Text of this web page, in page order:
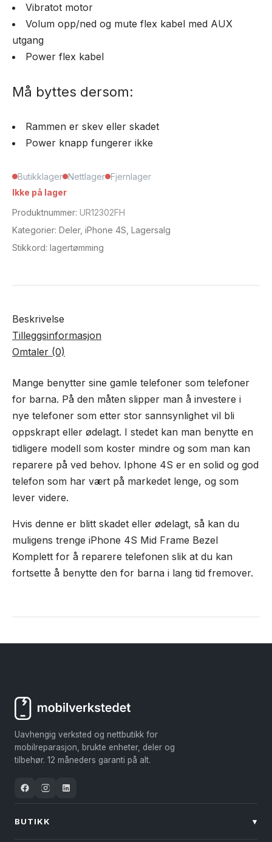
Vibratot motor
Volum opp/ned og mute flex kabel med AUX
utgang
Power flex kabel
Må byttes dersom:
Rammen er skev eller skadet
Power knapp fungerer ikke
Butikklager Nettlager Fjernlager
Ikke på lager
Produktnummer: UR12302FH
Kategorier: Deler, iPhone 4S Lagersalg
Stikkord: lagertømming
Beskrivelse
Tilleggsinformasjon
Omtaler (0)
Mange benytter sine gamle telefoner som telefoner
for barna. På den måten slipper man å investere i
nye telefoner som etter stor sannsynlighet vil bli
oppskrapt eller ødelagt. I stedet kan man benytte en
tidligere modell som koster mindre og som man kan
reparere på ved behov. Iphone 4S er en solid og god
telefon som har vært på markedet lenge, og som
lever videre.
Hvis denne er blitt skadet eller ødelagt, så kan du
muligens trenge iPhone 4S Mid Frame Bezel
Komplett for å reparere telefonen slik at du kan
fortsette å benytte den for barna i lang tid fremover.
Uavhengig verksted og nettbutikk for
mobilreparasjon, brukte enheter, deler og
tilbehør. 12 måneders garanti på alt.
BUTIKK ▾